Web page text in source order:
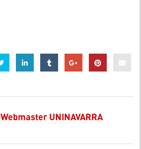
Webmaster UNINAVARRA